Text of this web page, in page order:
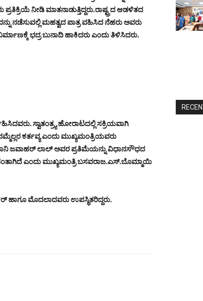
ನೀಡಿ ಮಾತನಾಡುತ್ತಿದ್ದರು.ರಾಷ್ಟ್ರದ ಆಡಳಿತದ
ನಡೆಸುವಲ್ಲಿ ಮಹತ್ವದ ಪಾತ್ರ ವಹಿಸಿದ ನೆಹರು ಅವರು
ಭದ್ರ ಬುನಾದಿ ಹಾಕಿದರು ಎಂದು ತಿಳಿಸಿದರು.
ಸ್ವಾತಂತ್ರ್ಯ ಹೋರಾಟದಲ್ಲಿ ಸಕ್ರಿಯವಾಗಿ
ಕರ್ತವ್ಯ ಎಂದು ಮುಖ್ಯಮಂತ್ರಿಯವರು
ಜವಾಹರ್ ಲಾಲ್ ಅವರ ಪ್ರತಿಮೆಯನ್ನು ವಿಧಾನಸೌಧದ
ಎಂದು ಮುಖ್ಯಮಂತ್ರಿ ಬಸವರಾಜ.ಎಸ್.ಬೊಮ್ಮಾಯಿ
ಹಾಗೂ ಮೊದಲಾದವರು ಉಪಸ್ಥಿತರಿದ್ದರು.